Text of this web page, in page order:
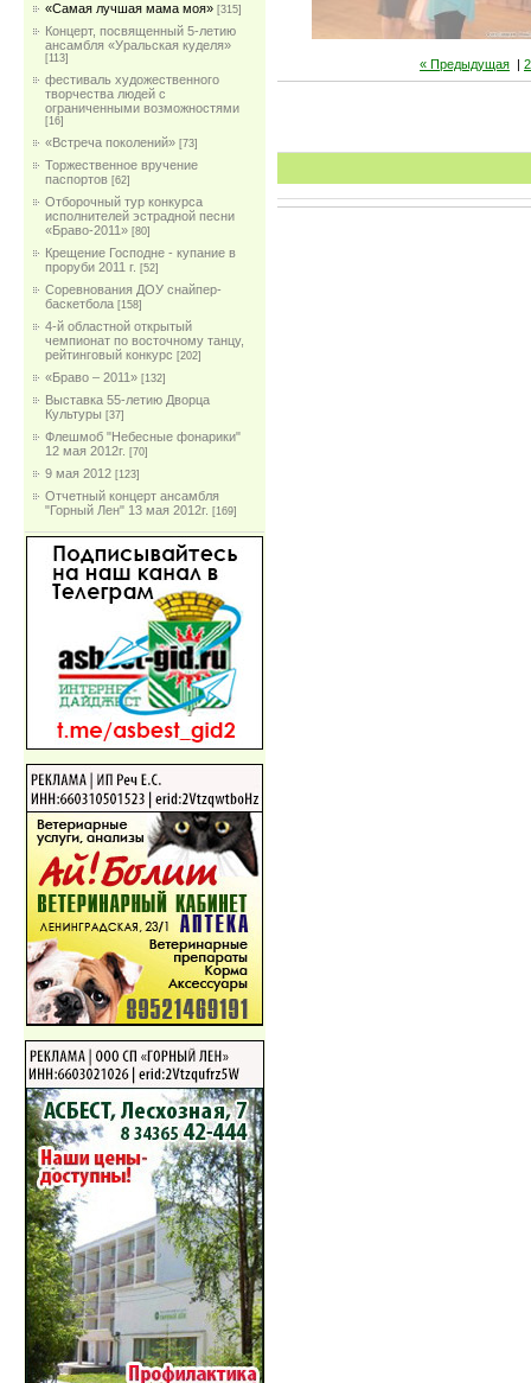
«Самая лучшая мама моя» [315]
Концерт, посвященный 5-летию
ансамбля «Уральская куделя»
[113]
фестиваль художественного
творчества людей с
ограниченными возможностями
[16]
«Встреча поколений» [73]
Торжественное вручение
паспортов [62]
Отборочный тур конкурса
исполнителей эстрадной песни
«Браво-2011» [80]
Крещение Господне - купание в
проруби 2011 г. [52]
Соревнования ДОУ снайпер-
баскетбола [158]
4-й областной открытый
чемпионат по восточному танцу,
рейтинговый конкурс [202]
«Браво – 2011» [132]
Выставка 55-летию Дворца
Культуры [37]
Флешмоб "Небесные фонарики"
12 мая 2012г. [70]
9 мая 2012 [123]
Отчетный концерт ансамбля
"Горный Лен" 13 мая 2012г. [169]
« Предыдущая |